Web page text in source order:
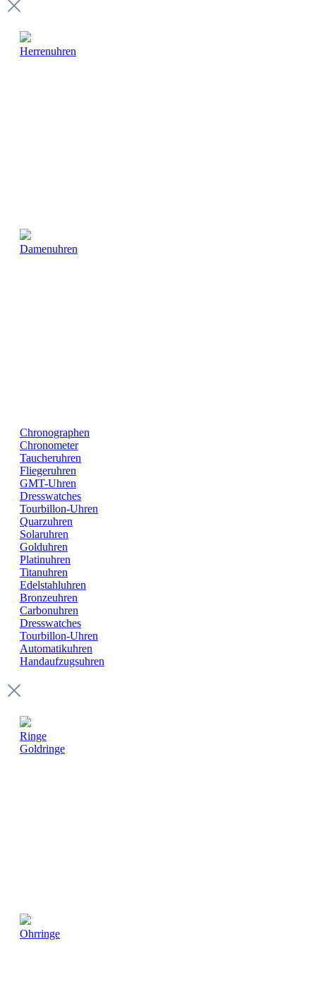
Herrenuhren
Damenuhren
Chronographen
Chronometer
Taucheruhren
Fliegeruhren
GMT-Uhren
Dresswatches
Tourbillon-Uhren
Quarzuhren
Solaruhren
Golduhren
Platinuhren
Titanuhren
Edelstahluhren
Bronzeuhren
Carbonuhren
Dresswatches
Tourbillon-Uhren
Automatikuhren
Handaufzugsuhren
Ringe
Goldringe
Ohrringe